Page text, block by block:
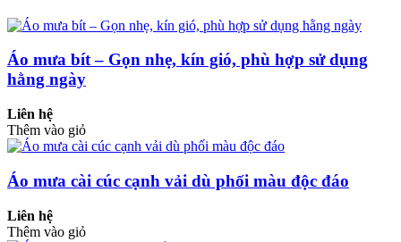
Áo mưa bít – Gọn nhẹ, kín gió, phù hợp sử dụng
hằng ngày
Liên hệ
Thêm vào giỏ
Áo mưa cài cúc cạnh vải dù phối màu độc đáo
Liên hệ
Thêm vào giỏ